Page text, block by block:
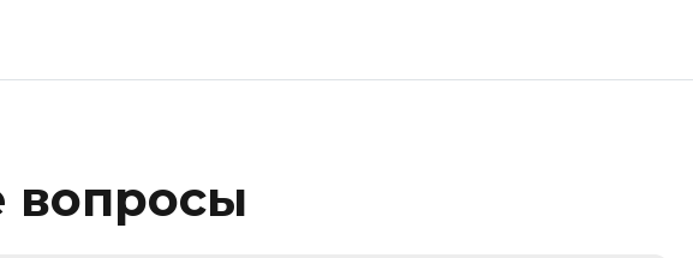
вопросы